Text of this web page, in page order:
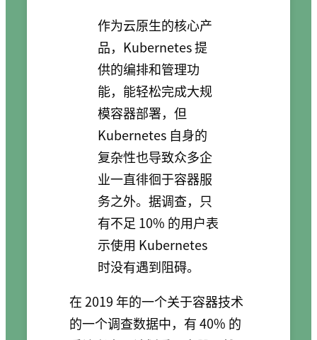
作为云原生的核心产
品，Kubernetes 提
供的编排和管理功
能，能轻松完成大规
模容器部署，但
Kubernetes 自身的
复杂性也导致众多企
业一直徘徊于容器服
务之外。据调查，只
有不足 10% 的用户表
示使用 Kubernetes
时没有遇到阻碍。
在 2019 年的一个关于容器技术
的一个调查数据中，有 40% 的